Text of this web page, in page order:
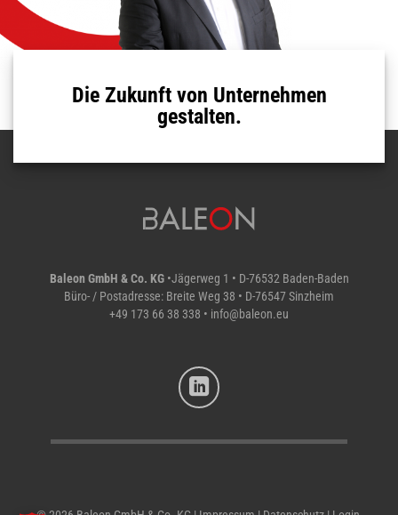
Die Zukunft von Unternehmen
gestalten.
Baleon GmbH & Co. KG•Jägerweg 1 • D-76532 Baden-Baden
Büro- / Postadresse: Breite Weg 38 • D-76547 Sinzheim
+49 173 66 38 338 • info@baleon.eu